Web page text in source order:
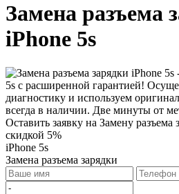
Замена разъема
iPhone 5s
Оставить заявку на Замену разъема
скидкой 5%
iPhone 5s
Замена разъема зарядки